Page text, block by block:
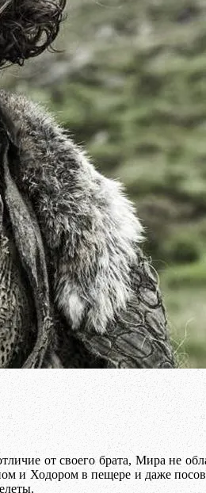
от своего брата, Мира не
и Ходором в пещере и даже